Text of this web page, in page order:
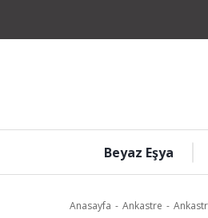
Beyaz Eşya
Anasayfa Ankastre